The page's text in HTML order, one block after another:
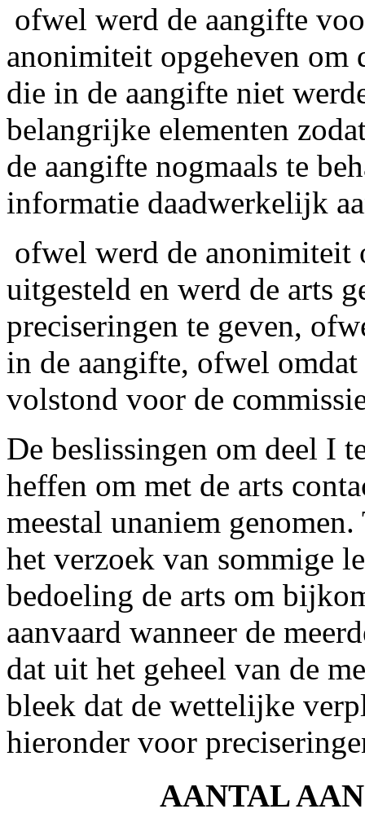
ofwel werd de aangifte
anonimiteit opgeheven om
die in de aangifte niet
belangrijke elementen
de aangifte nogmaals te
informatie daadwerkelijk
ofwel werd de anonimiteit
uitgesteld en werd de arts
preciseringen te geven,
in de aangifte, ofwel
volstond voor de
De beslissingen om deel I
heffen om met de arts
meestal unaniem
het verzoek van sommige
bedoeling de arts om
aanvaard wanneer de
dat uit het geheel van de
bleek dat de wettelijke
hieronder voor
AANTAL